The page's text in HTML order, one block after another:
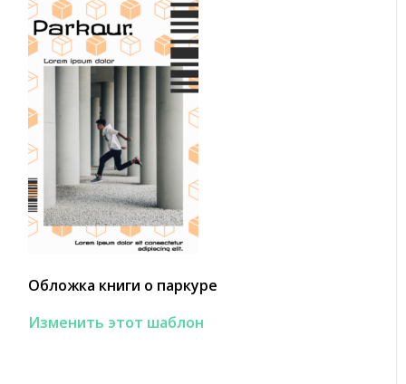
Обложка книги о паркуре
Изменить этот шаблон